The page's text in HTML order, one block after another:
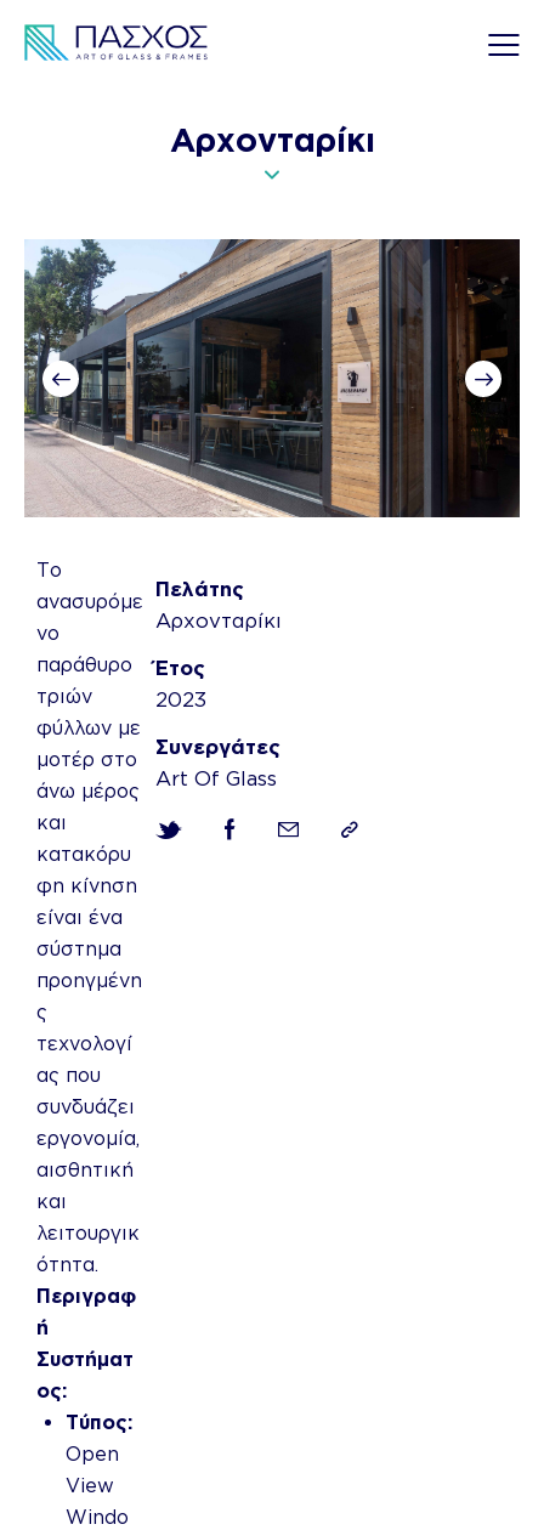
Αρχονταρίκι
Το
ανασυρόμε
νο
παράθυρο
τριών
φύλλων με
μοτέρ στο
άνω μέρος
και
κατακόρυ
φη κίνηση
είναι ένα
σύστημα
προηγμένη
ς
τεχνολογί
ας που
συνδυάζει
εργονομία,
αισθητική
και
λειτουργικ
ότητα.
Περιγραφ
ή
Συστήματ
ος:
Τύπος:
Open
View
Windo
Πελάτης
Αρχονταρίκι
Έτος
2023
Συνεργάτες
Art Of Glass